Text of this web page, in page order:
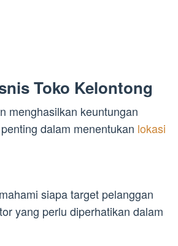
Toko Kelontong
menghasilkan keuntungan
dalam menentukan lokasi
siapa target pelanggan
yang perlu diperhatikan dalam